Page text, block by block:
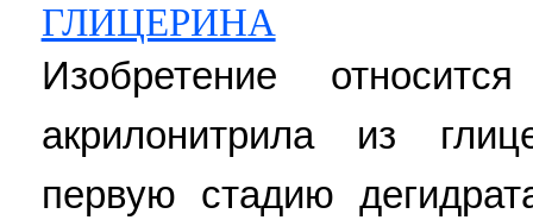
ГЛИЦЕРИНА
Изобретение
акрилонитрила из
первую стадию